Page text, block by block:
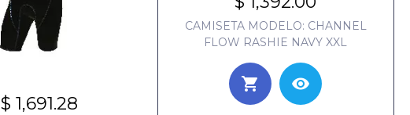
$ 1,691.28
CAMISETA MODELO: CHANNEL
FLOW RASHIE NAVY XXL